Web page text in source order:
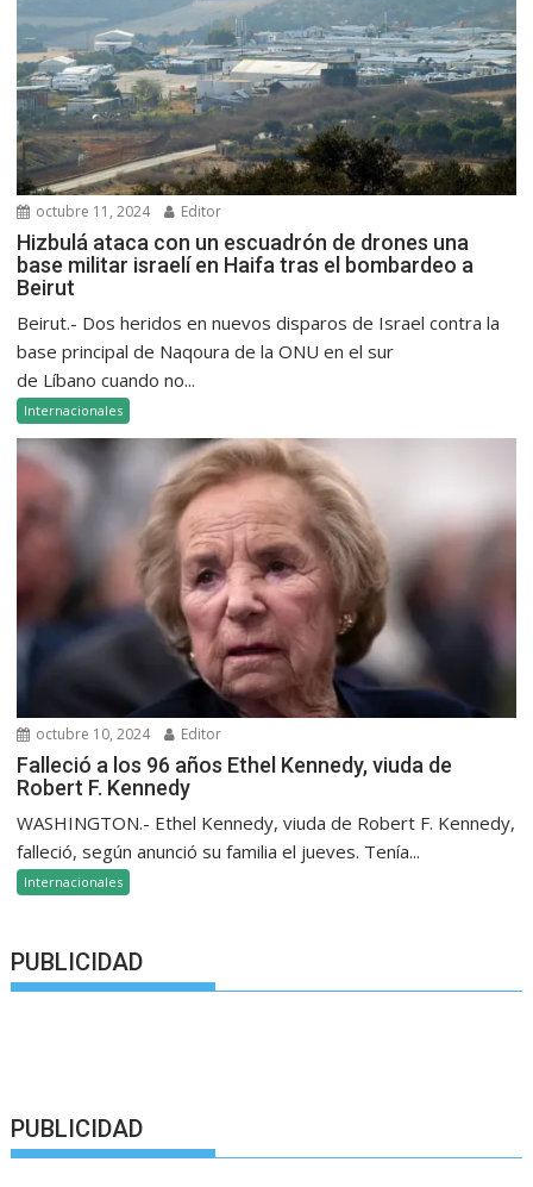
octubre 11, 2024 Editor
Hizbulá ataca con un escuadrón de drones una
base militar israelí en Haifa tras el bombardeo a
Beirut
Beirut.- Dos heridos en nuevos disparos de Israel contra la
base principal de Naqoura de la ONU en el sur
de Líbano cuando no...
Internacionales
octubre 10, 2024 Editor
Falleció a los 96 años Ethel Kennedy, viuda de
Robert F. Kennedy
WASHINGTON.- Ethel Kennedy, viuda de Robert F. Kennedy,
falleció, según anunció su familia el jueves. Tenía...
Internacionales
PUBLICIDAD
PUBLICIDAD